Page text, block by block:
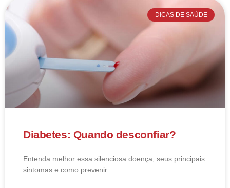
DICAS DE SAÚDE
Diabetes: Quando desconfiar?
Entenda melhor essa silenciosa doença, seus principais
sintomas e como prevenir.